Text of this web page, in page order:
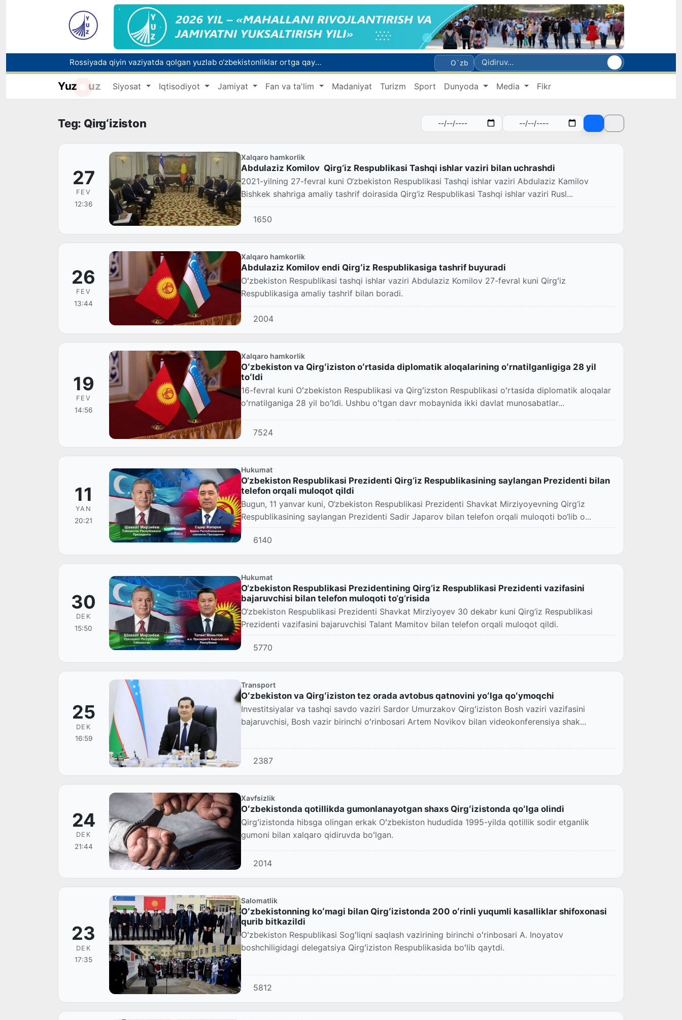
Rossiyada qiyin vaziyatda qolgan yuzlab o‘zbekistonliklar ortga qaytarildi
2030 yilgacha xavfli chiqindilarni qayta ishlash darajasi 20 foizga yetkaziladi
Oʻzbekiston ilk bor Xalqaro informatika olimpiadasi — IOI 2026ga mezbonlik qiladi
Toshkentda PPX inspektori 13 yoshli bolani qutqarib qoldi
O`zb
Yuz uz Siyosat Iqtisodiyot Jamiyat Fan va ta'lim Madaniyat Turizm Sport Dunyoda Media Fikr
Teg: Qirg‘iziston
27
FEV
12:36
Xalqaro hamkorlik
Abdulaziz Komilov Qirg‘iz Respublikasi Tashqi ishlar vaziri bilan uchrashdi
2021-yilning 27-fevral kuni O‘zbekiston Respublikasi Tashqi ishlar vaziri Abdulaziz Kamilov
Bishkek shahriga amaliy tashrif doirasida Qirg‘iz Respublikasi Tashqi ishlar vaziri Rusl...
1650
26
FEV
13:44
Xalqaro hamkorlik
Abdulaziz Komilov endi Qirgʻiz Respublikasiga tashrif buyuradi
Oʻzbekiston Respublikasi tashqi ishlar vaziri Abdulaziz Komilov 27-fevral kuni Qirgʻiz
Respublikasiga amaliy tashrif bilan boradi.
2004
19
FEV
14:56
Xalqaro hamkorlik
Oʻzbekiston va Qirgʻiziston oʻrtasida diplomatik aloqalarining oʻrnatilganligiga 28 yil
toʻldi
16-fevral kuni Oʻzbekiston Respublikasi va Qirgʻizston Respublikasi oʻrtasida diplomatik aloqalar
oʻrnatilganiga 28 yil boʻldi. Ushbu oʻtgan davr mobaynida ikki davlat munosabatlar...
7524
11
YAN
20:21
Hukumat
O‘zbekiston Respublikasi Prezidenti Qirg‘iz Respublikasining saylangan Prezidenti bilan
telefon orqali muloqot qildi
Bugun, 11 yanvar kuni, O‘zbekiston Respublikasi Prezidenti Shavkat Mirziyoyevning Qirg‘iz
Respublikasining saylangan Prezidenti Sadir Japarov bilan telefon orqali muloqoti bo‘lib o...
6140
30
DEK
15:50
Hukumat
O‘zbekiston Respublikasi Prezidentining Qirg‘iz Respublikasi Prezidenti vazifasini
bajaruvchisi bilan telefon muloqoti to‘g‘risida
O‘zbekiston Respublikasi Prezidenti Shavkat Mirziyoyev 30 dekabr kuni Qirg‘iz Respublikasi
Prezidenti vazifasini bajaruvchisi Talant Mamitov bilan telefon orqali muloqot qildi.
5770
25
DEK
16:59
Transport
Oʻzbekiston va Qirgʻiziston tez orada avtobus qatnovini yoʻlga qoʻymoqchi
Investitsiyalar va tashqi savdo vaziri Sardor Umurzakov Qirgʻiziston Bosh vaziri vazifasini
bajaruvchisi, Bosh vazir birinchi oʻrinbosari Artem Novikov bilan videokonferensiya shak...
2387
24
DEK
21:44
Xavfsizlik
Oʻzbekistonda qotillikda gumonlanayotgan shaxs Qirgʻizistonda qoʻlga olindi
Qirgʻizistonda hibsga olingan erkak Oʻzbekiston hududida 1995-yilda qotillik sodir etganlik
gumoni bilan xalqaro qidiruvda boʻlgan.
2014
23
DEK
17:35
Salomatlik
Oʻzbekistonning koʻmagi bilan Qirgʻizistonda 200 oʻrinli yuqumli kasalliklar shifoxonasi
qurib bitkazildi
Oʻzbekiston Respublikasi Sogʻliqni saqlash vazirining birinchi oʻrinbosari A. Inoyatov
boshchiligidagi delegatsiya Qirgʻiziston Respublikasida boʻlib qaytdi.
5812